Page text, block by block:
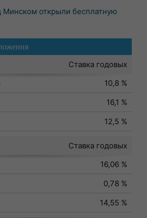
Минском открыли бесплатную
Ставка годовых
10,8 %
16,1 %
12,5 %
Ставка годовых
16,06 %
0,78 %
14,55 %